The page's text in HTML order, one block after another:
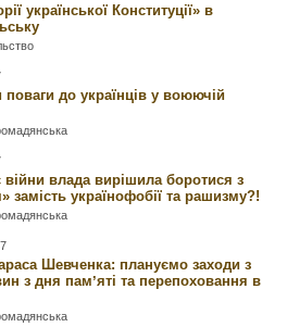
української Конституції» в
до українців у воюючій
війни влада вирішила боротися з
замість українофобії та рашизму?!
Шевченка: плануємо заходи з
з дня памʼяті та перепоховання в